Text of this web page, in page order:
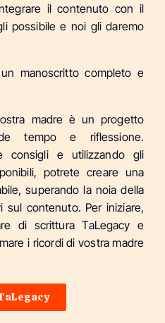
il contenuto con il
possibile e noi gli daremo
manoscritto completo e
madre è un progetto
tempo e riflessione.
consigli e utilizzando gli
potrete creare una
superando la noia della
sul contenuto. Per iniziare,
di scrittura TaLegacy e
i ricordi di vostra madre